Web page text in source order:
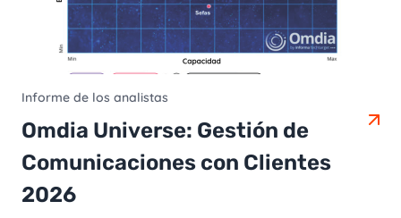
Informe de los analistas
Omdia Universe: Gestión de
Comunicaciones con Clientes
2026